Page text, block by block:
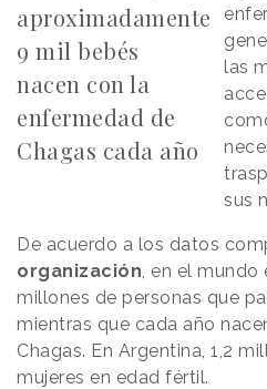
aproximadamente
9 mil bebés
nacen con la
enfermedad de
Chagas cada año
las
sus
De acuerdo a los datos
organización , en el
millones de personas que
mientras que cada año
Chagas. En Argentina, 1,2
mujeres en edad fértil.